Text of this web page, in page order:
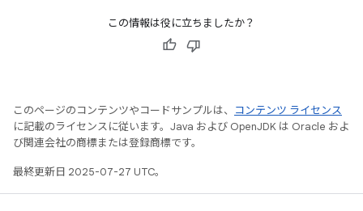
この情報は役に立ちましたか？
このページのコンテンツやコードサンプルは、
コンテンツ ライセンス
に記載のライセンスに従います。Java および OpenJDK は Oracle およ
び関連会社の商標または登録商標です。
最終更新日 2025-07-27 UTC。